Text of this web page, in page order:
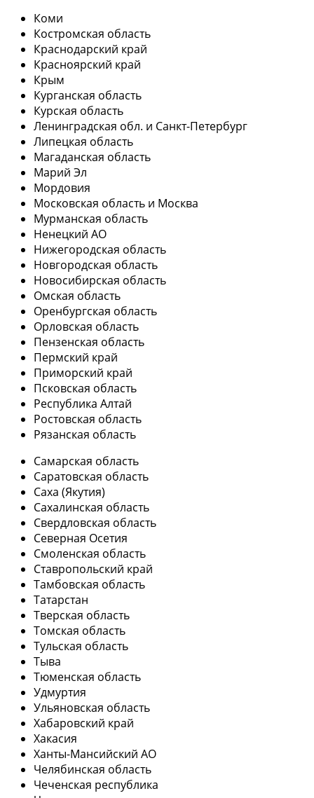
Коми
Костромская область
Краснодарский край
Красноярский край
Крым
Курганская область
Курская область
Ленинградская обл. и Санкт-Петербург
Липецкая область
Магаданская область
Марий Эл
Мордовия
Московская область и Москва
Мурманская область
Ненецкий АО
Нижегородская область
Новгородская область
Новосибирская область
Омская область
Оренбургская область
Орловская область
Пензенская область
Пермский край
Приморский край
Псковская область
Республика Алтай
Ростовская область
Рязанская область
Самарская область
Саратовская область
Саха (Якутия)
Сахалинская область
Свердловская область
Северная Осетия
Смоленская область
Ставропольский край
Тамбовская область
Татарстан
Тверская область
Томская область
Тульская область
Тыва
Тюменская область
Удмуртия
Ульяновская область
Хабаровский край
Хакасия
Ханты-Мансийский АО
Челябинская область
Чеченская республика